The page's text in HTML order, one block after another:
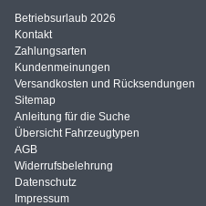
Betriebsurlaub 2026
Kontakt
Zahlungsarten
Kundenmeinungen
Versandkosten und Rücksendungen
Sitemap
Anleitung für die Suche
Übersicht Fahrzeugtypen
AGB
Widerrufsbelehrung
Datenschutz
Impressum